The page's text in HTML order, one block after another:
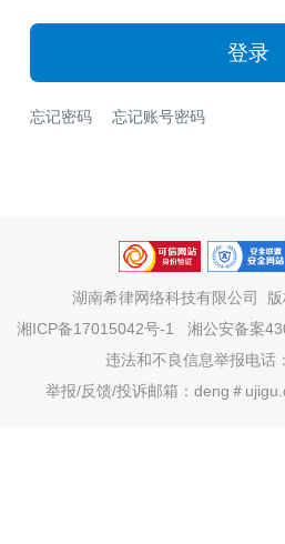
登录
忘记密码 忘记账号密码
湖南希律网络科技有限公司
湘ICP备17015042号-1
湘公安备案
违法和不良信息举报电话
举报/反馈/投诉邮箱：deng＃